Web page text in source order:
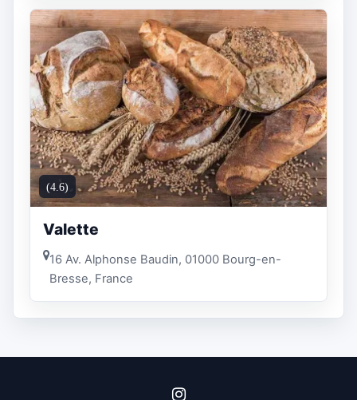
(4.6)
Valette
16 Av. Alphonse Baudin, 01000 Bourg-en-
Bresse, France